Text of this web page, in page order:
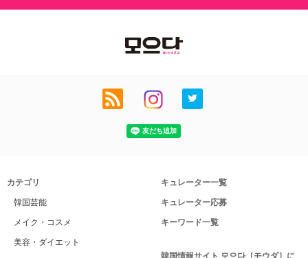
カテゴリ
韓国芸能
メイク・コスメ
美容・ダイエット
キュレーター一覧
キュレーター応募
キーワード一覧
韓国情報サイト 모으다［モウダ］に